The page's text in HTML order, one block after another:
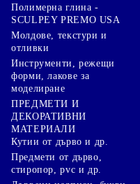
Полимерна глина -
SCULPEY PREMO USA
Молдове, текстури и
отливки
Инструменти, режещи
форми, лакове за
моделиране
ПРЕДМЕТИ И
ДЕКОРАТИВНИ
МАТЕРИАЛИ
Кутии от дърво и др.
Предмети от дърво,
стиропор, pvc и др.